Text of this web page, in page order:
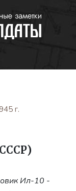
г.
Ил-10 -